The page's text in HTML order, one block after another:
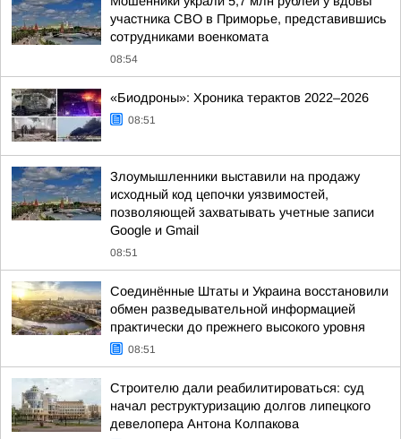
участника СВО в Приморье, представившись
сотрудниками военкомата
08:54
«Биодроны»: Хроника терактов 2022–2026
08:51
Злоумышленники выставили на продажу
исходный код цепочки уязвимостей,
позволяющей захватывать учетные записи
Google и Gmail
08:51
Соединённые Штаты и Украина восстановили
обмен разведывательной информацией
практически до прежнего высокого уровня
08:51
Строителю дали реабилитироваться: суд
начал реструктуризацию долгов липецкого
девелопера Антона Колпакова